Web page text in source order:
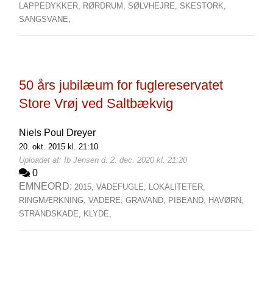
LAPPEDYKKER, RØRDRUM, SØLVHEJRE, SKESTORK,
SANGSVANE,
50 års jubilæum for fuglereservatet
Store Vrøj ved Saltbækvig
Niels Poul Dreyer
20. okt. 2015 kl. 21:10
Uploadet af: Ib Jensen d. 2. dec. 2020 kl. 21:20
0
EMNEORD: 2015, VADEFUGLE, LOKALITETER,
RINGMÆRKNING, VADERE, GRAVAND, PIBEAND, HAVØRN,
STRANDSKADE, KLYDE,